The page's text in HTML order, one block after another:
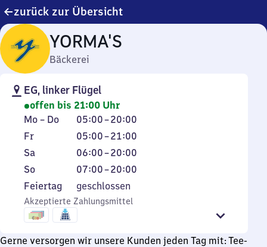
zurück zur Übersicht
YORMA'S
Bäckerei
EG, linker Flügel
offen bis 21:00 Uhr
Montag
bis
Donnerstag
Mo – Do 05:00–20:00
Von
5
Uhr
20
Uhr
Freitag
Fr 05:00–21:00
Von
5
Uhr
21
Uhr
Samstag
Sa 06:00–20:00
Von
6
bis
20
Uhr
Sonntag
So 07:00–20:00
Von
7
Uhr
bis
20
Uhr
Feiertag
Feiertag geschlossen
Akzeptierte Zahlungsmittel
Gerne versorgen wir unsere Kunden jeden Tag mit: Tee-